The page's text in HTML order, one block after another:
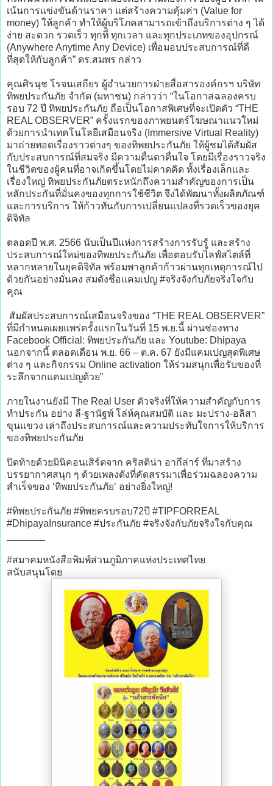
เน้นการแข่งขันด้านราคา แต่สร้างความคุ้มค่า (Value for
money) ให้ลูกค้า ทำให้ผู้บริโภคสามารถเข้าถึงบริการต่าง ๆ ได้
ง่าย สะดวก รวดเร็ว ทุกที่ ทุกเวลา และทุกประเภทของอุปกรณ์
(Anywhere Anytime Any Device) เพื่อมอบประสบการณ์ที่ดี
ที่สุดให้กับลูกค้า” ดร.สมพร กล่าว
คุณศิรนุช โรจนเสถียร ผู้อำนวยการฝ่ายสื่อสารองค์กรฯ บริษัท
ทิพยประกันภัย จำกัด (มหาชน) กล่าวว่า “ในโอกาสฉลองครบ
รอบ 72 ปี ทิพยประกันภัย ถือเป็นโอกาสพิเศษที่จะเปิดตัว “THE
REAL OBSERVER” ครั้งแรกของภาพยนตร์โฆษณาแนวใหม่
ด้วยการนำเทคโนโลยีเสมือนจริง (Immersive Virtual Reality)
มาถ่ายทอดเรื่องราวต่างๆ ของทิพยประกันภัย ให้ผู้ชมได้สัมผัส
กับประสบการณ์ที่สมจริง มีความตื่นตาตื่นใจ โดยมีเรื่องราวจริง
ในชีวิตของผู้คนที่อาจเกิดขึ้นโดยไม่คาดคิด ทั้งเรื่องเล็กและ
เรื่องใหญ่ ทิพยประกันภัยตระหนักถึงความสำคัญของการเป็น
หลักประกันที่มั่นคงของทุกการใช้ชีวิต จึงได้พัฒนาทั้งผลิตภัณฑ์
และการบริการ ให้ก้าวทันกับการเปลี่ยนแปลงที่รวดเร็วของยุค
ดิจิทัล
ตลอดปี พ.ศ. 2566 นับเป็นปีแห่งการสร้างการรับรู้ และสร้าง
ประสบการณ์ใหม่ของทิพยประกันภัย เพื่อตอบรับไลฟ์สไตล์ที่
หลากหลายในยุคดิจิทัล พร้อมพาลูกค้าก้าวผ่านทุกเหตุการณ์ไป
ด้วยกันอย่างมั่นคง สมดังชื่อแคมเปญ #จริงจังกับภัยจริงใจกับ
คุณ
สัมผัสประสบการณ์เสมือนจริงของ “THE REAL OBSERVER”
ที่มีกำหนดเผยแพร่ครั้งแรกในวันที่ 15 พ.ย.นี้ ผ่านช่องทาง
Facebook Official: ทิพยประกันภัย และ Youtube: Dhipaya
นอกจากนี้ ตลอดเดือน พ.ย. 66 – ต.ค. 67 ยังมีแคมเปญสุดพิเศษ
ต่าง ๆ และกิจกรรม Online activation ให้ร่วมสนุกเพื่อรับของที่
ระลึกจากแคมเปญด้วย”
ภายในงานยังมี The Real User ตัวจริงที่ให้ความสำคัญกับการ
ทำประกัน อย่าง ลี-ฐานัฐพ์ โล่ห์คุณสมบัติ และ มะปราง-อลิสา
ขุนแขวง เล่าถึงประสบการณ์และความประทับใจการให้บริการ
ของทิพยประกันภัย
ปิดท้ายด้วยมินิคอนเสิร์ตจาก คริสติน่า อากีล่าร์ ที่มาสร้าง
บรรยากาศสนุก ๆ ด้วยเพลงดังที่คัดสรรมาเพื่อร่วมฉลองความ
สำเร็จของ ‘ทิพยประกันภัย’ อย่างยิ่งใหญ่!
#ทิพยประกันภัย #ทิพยครบรอบ72ปี #TIPFORREAL
#DhipayaInsurance #ประกันภัย #จริงจังกับภัยจริงใจกับคุณ
#สมาคมหนังสือพิมพ์ส่วนภูมิภาคแห่งประเทศไทย
สนับสนุนโดย